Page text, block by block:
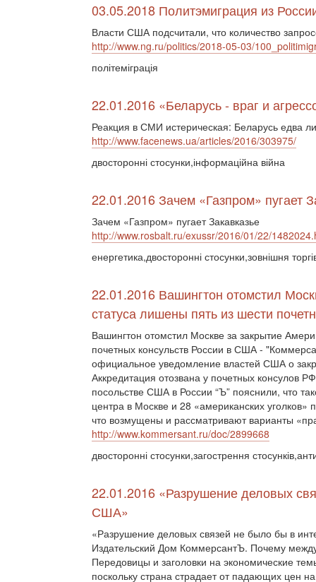
03.05.2018 Политэмиграция из
Власти США подсчитали, что количество
http://www.ng.ru/politics/2018-05-03/
політеміграція
22.01.2016 «Беларусь - враг и
Реакция в СМИ истерическая: Беларусь едва
http://www.facenews.ua/articles/2016/303975/
двосторонні стосунки,інформаційна війна
22.01.2016 Зачем «Газпром» пугает
Зачем «Газпром» пугает Закавказье
http://www.rosbalt.ru/exussr/2016/01/22/
енергетика,двосторонні стосунки,зовнішня
22.01.2016 Вашингтон отомстил
статуса лишены пять из шести
Вашингтон отомстил Москве за закрытие
почетных консульств России в США -
официальное уведомление властей США о
Аккредитация отозвана у почетных
посольстве США в России “Ъ” пояснили, что
центра в Москве и 28 «американских
что возмущены и рассматривают варианты
http://www.kommersant.ru/doc/2899668
двосторонні стосунки,загострення
22.01.2016 «Разрушение деловых
США»
«Разрушение деловых связей не было бы в
Издательский Дом КоммерсантЪ. Почему
Передовицы и заголовки на экономические
поскольку страна страдает от падающих цен